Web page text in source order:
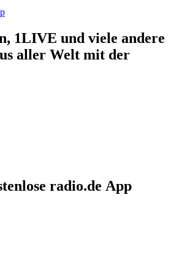
1LIVE und viele andere
aller Welt mit der
radio.de App